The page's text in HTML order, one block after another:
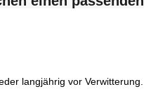
langjährig vor Verwitterung.